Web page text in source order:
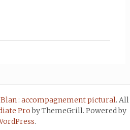
: accompagnement pictural. All
Proby ThemeGrill. Powered by
.